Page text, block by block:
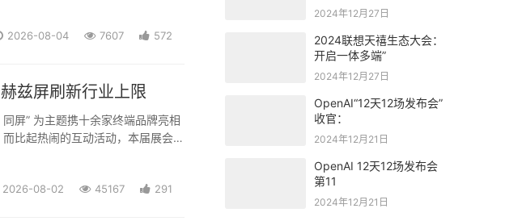
2026-08-04 7607 572
兹屏刷新行业上限
屏” 为主题携十余家终端品牌亮相
比起热闹的互动活动，本届展会
2026-08-02 45167 291
2024年12月27日
2024联想天禧生态大会：
开启一体多端”
2024年12月27日
OpenAI“12天12场发布会”
收官：
2024年12月21日
OpenAI 12天12场发布会
第11
2024年12月21日